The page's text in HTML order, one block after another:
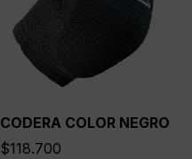
CODERA COLOR NEGRO
$118.700